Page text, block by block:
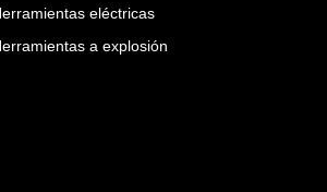
eléctricas
a explosión